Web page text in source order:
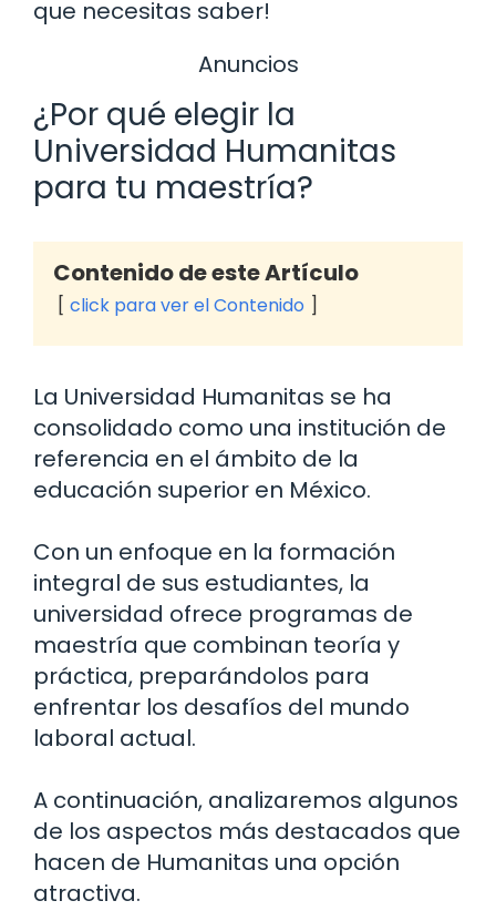
que necesitas saber!
Anuncios
¿Por qué elegir la
Universidad Humanitas
para tu maestría?
Contenido de este Artículo
click para ver el Contenido
La Universidad Humanitas se ha
consolidado como una institución de
referencia en el ámbito de la
educación superior en México.
Con un enfoque en la formación
integral de sus estudiantes, la
universidad ofrece programas de
maestría que combinan teoría y
práctica, preparándolos para
enfrentar los desafíos del mundo
laboral actual.
A continuación, analizaremos algunos
de los aspectos más destacados que
hacen de Humanitas una opción
atractiva.